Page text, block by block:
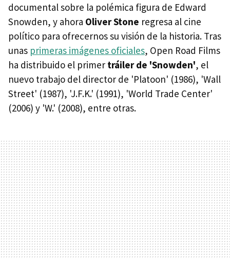
documental sobre la polémica figura de Edward
Snowden, y ahora Oliver Stone regresa al cine
político para ofrecernos su visión de la historia. Tras
unas primeras imágenes oficiales, Open Road Films
ha distribuido el primer tráiler de 'Snowden', el
nuevo trabajo del director de 'Platoon' (1986), 'Wall
Street' (1987), 'J.F.K.' (1991), 'World Trade Center'
(2006) y 'W.' (2008), entre otras.